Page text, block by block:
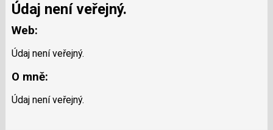
Údaj není veřejný.
Web:
Údaj není veřejný.
O mně:
Údaj není veřejný.